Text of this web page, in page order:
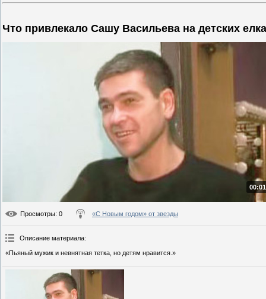
Что привлекало Сашу Васильева на детских
Просмотры: 0 «С Новым годом» от звезды
Описание материала:
«Пьяный мужик и невнятная тетка, но детям нравится.»